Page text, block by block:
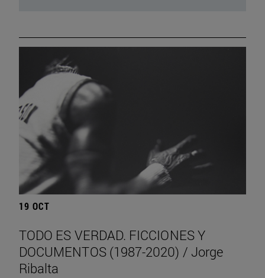
19 OCT
TODO ES VERDAD. FICCIONES Y
DOCUMENTOS (1987-2020) / Jorge
Ribalta